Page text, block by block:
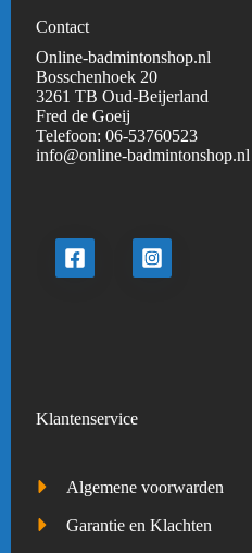
Contact
Online-badmintonshop.nl
Bosschenhoek 20
3261 TB Oud-Beijerland
Fred de Goeij
Telefoon:06-53760523
info@online-badmintonshop.nl
Klantenservice
Algemene voorwarden
Garantie en Klachten